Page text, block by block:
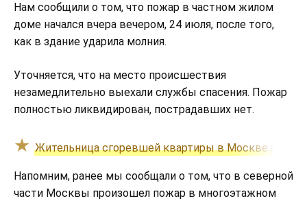
Нам сообщили о том, что пожар в частном жилом
доме начался вчера вечером, 24 июля, после того,
как в здание ударила молния.
Уточняется, что на место происшествия
незамедлительно выехали службы спасения. Пожар
полностью ликвидирован, пострадавших нет.
Жительница сгоревшей квартиры в Москве
Напомним, ранее мы сообщали о том, что в северной
части Москвы произошел пожар в многоэтажном